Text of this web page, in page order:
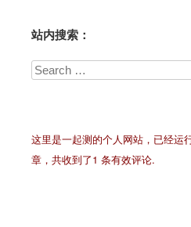
Post navigation
站内搜索：
Search
这里是一起测的个人网站，已经运
章，共收到了1 条有效评论.